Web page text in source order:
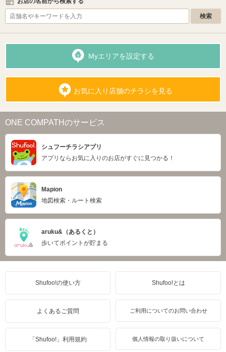
Myエリアを設定する
お気に入り店舗のチラシを見る
ONE COMPATHのサービス
シュフーチラシアプリ
アプリならお気に入りのお店がすぐに見つかる！
Mapion
地図検索・ルート検索
aruku&（あるくと）
歩いてポイントが貯まる
Shufoo!の使い方 Shufoo!とは
よくあるご質問 ご利用についてのお問い合わせ
「Shufoo!」利用規約 個人情報の取り扱いについて